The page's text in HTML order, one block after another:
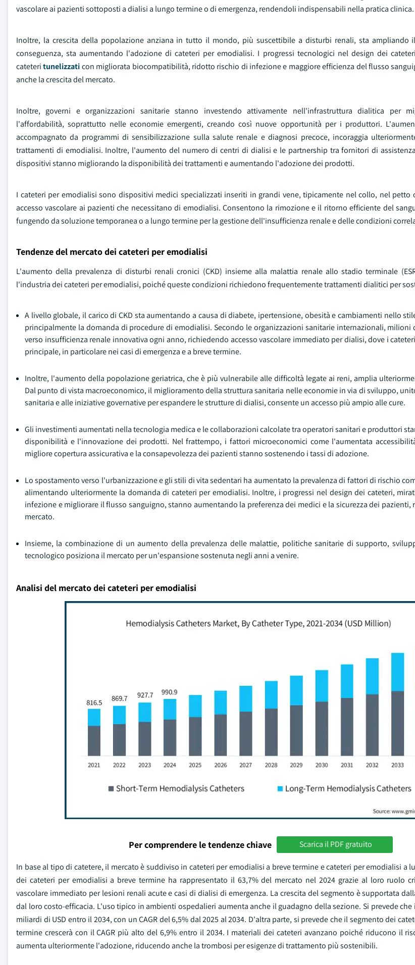
vascolare ai pazienti sottoposti a dialisi a lungo termine o di emergenza, rendendoli indispensabili nella pratica clinica.
Inoltre, la crescita della popolazione anziana in tutto il mondo, più suscettibile a disturbi renali, sta ampliando
conseguenza, sta aumentando l'adozione di cateteri per emodialisi. I progressi tecnologici nel design dei
cateteritunelizzaticon migliorata biocompatibilità, ridotto rischio di infezione e maggiore efficienza del flusso
anche la crescita del mercato.
Inoltre, governi e organizzazioni sanitarie stanno investendo attivamente nell'infrastruttura dialitica per
l'affordabilità, soprattutto nelle economie emergenti, creando così nuove opportunità per i produttori.
accompagnato da programmi di sensibilizzazione sulla salute renale e diagnosi precoce, incoraggia
trattamenti di emodialisi. Inoltre, l'aumento del numero di centri di dialisi e le partnership tra fornitori di
dispositivi stanno migliorando la disponibilità dei trattamenti e aumentando l'adozione dei prodotti.
I cateteri per emodialisi sono dispositivi medici specializzati inseriti in grandi vene, tipicamente nel collo, nel
accesso vascolare ai pazienti che necessitano di emodialisi. Consentono la rimozione e il ritorno efficiente del
fungendo da soluzione temporanea o a lungo termine per la gestione dell'insufficienza renale e delle condizioni
Tendenze del mercato dei cateteri per emodialisi
L'aumento della prevalenza di disturbi renali cronici (CKD) insieme alla malattia renale allo stadio terminale
l'industria dei cateteri per emodialisi, poiché queste condizioni richiedono frequentemente trattamenti dialitici per
A livello globale, il carico di CKD sta aumentando a causa di diabete, ipertensione, obesità e cambiamenti nello
principalmente la domanda di procedure di emodialisi. Secondo le organizzazioni sanitarie internazionali, milioni
verso insufficienza renale innovativa ogni anno, richiedendo accesso vascolare immediato per dialisi, dove i
principale, in particolare nei casi di emergenza e a breve termine.
Inoltre, l'aumento della popolazione geriatrica, che è più vulnerabile alle difficoltà legate ai reni, amplia
Dal punto di vista macroeconomico, il miglioramento della struttura sanitaria nelle economie in via di sviluppo,
sanitaria e alle iniziative governative per espandere le strutture di dialisi, consente un accesso più ampio alle cure.
Gli investimenti aumentati nella tecnologia medica e le collaborazioni calcolate tra operatori sanitari e produttori
disponibilità e l'innovazione dei prodotti. Nel frattempo, i fattori microeconomici come l'aumentata
migliore copertura assicurativa e la consapevolezza dei pazienti stanno sostenendo i tassi di adozione.
Lo spostamento verso l'urbanizzazione e gli stili di vita sedentari ha aumentato la prevalenza di fattori di rischio
alimentando ulteriormente la domanda di cateteri per emodialisi. Inoltre, i progressi nel design dei cateteri,
infezione e migliorare il flusso sanguigno, stanno aumentando la preferenza dei medici e la sicurezza dei pazienti,
mercato.
Insieme, la combinazione di un aumento della prevalenza delle malattie, politiche sanitarie di supporto,
tecnologico posiziona il mercato per un'espansione sostenuta negli anni a venire.
Analisi del mercato dei cateteri per emodialisi
Per comprendere le tendenze chiave Scarica il PDF gratuito
In base al tipo di catetere, il mercato è suddiviso in cateteri per emodialisi a breve termine e cateteri per emodialisi a
dei cateteri per emodialisi a breve termine ha rappresentato il 63,7% del mercato nel 2024 grazie al loro ruolo
vascolare immediato per lesioni renali acute e casi di dialisi di emergenza. La crescita del segmento è supportata
dal loro costo-efficacia. L'uso tipico in ambienti ospedalieri aumenta anche il guadagno della sezione. Si prevede che
miliardi di USD entro il 2034, con un CAGR del 6,5% dal 2025 al 2034. D'altra parte, si prevede che il segmento dei
termine crescerà con il CAGR più alto del 6,9% entro il 2034. I materiali dei cateteri avanzano poiché riducono il
aumenta ulteriormente l'adozione, riducendo anche la trombosi per esigenze di trattamento più sostenibili.